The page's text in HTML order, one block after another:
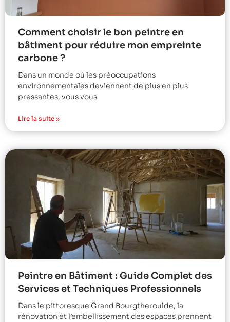
Comment choisir le bon peintre en
bâtiment pour réduire mon empreinte
carbone ?
Dans un monde où les préoccupations
environnementales deviennent de plus en plus
pressantes, vous vous
Lire la suite »
Peintre en Bâtiment : Guide Complet des
Services et Techniques Professionnels
Dans le pittoresque Grand Bourgtheroulde, la
rénovation et l’embellissement des espaces prennent